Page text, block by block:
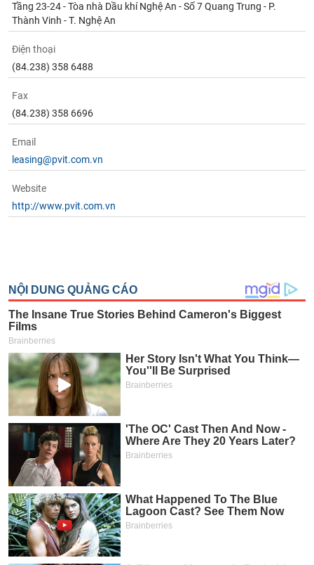
Tầng 23-24 - Tòa nhà Dầu khí Nghệ An - Số 7 Quang Trung - P.
Thành Vinh - T. Nghệ An
Điện thoại
(84.238) 358 6488
Fax
(84.238) 358 6696
Email
leasing@pvit.com.vn
Website
http://www.pvit.com.vn